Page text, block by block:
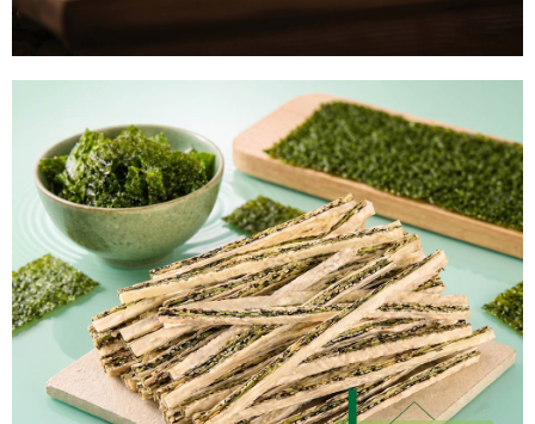
１．透過由恩沛科技股份有限公司提供之「AFTEE先享後付」服務完成之交
易，需依本服務之必要範圍內提供個人資料，並將交易相關給付款項請求債
權轉讓予恩沛科技股份有限公司。
２．關於個人資料處理事宜，請瀏覽以下網址：
３．未成年的使用者請事先徵得法定代理人或監護人之同意方可使用
「AFTEE先享後付」，若未經同意申辦者引起之損失，本公司不負相關責
任。
４．使用「AFTEE先享後付」時，將依據個別帳號之用戶狀況，依本公司即
時審查核予不同之上限額度；若仍有額度不足之情形，本公司將視審查結果
請求用戶進行身份認證。
５．嚴禁一人註冊多個帳號或使用他人資訊註冊。若發現惡意使用之情形，
恩沛科技股份有限公司將有權停止該用戶之使用額度並採取法律行動。
每筆NT$150，滿NT$1,200(含以上)免運費